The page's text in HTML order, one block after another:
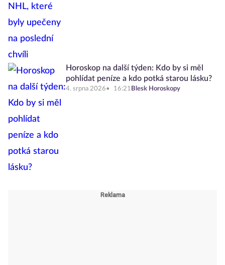
Horoskop na další týden: Kdo by si měl
pohlídat peníze a kdo potká starou lásku?
4. srpna 2026 16:21 Blesk Horoskopy